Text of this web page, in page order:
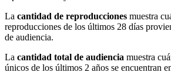
La cantidad de reproducciones muestra
reproducciones de los últimos 28 días
de audiencia.
La cantidad total de audiencia muestra
únicos de los últimos 2 años se encuentran